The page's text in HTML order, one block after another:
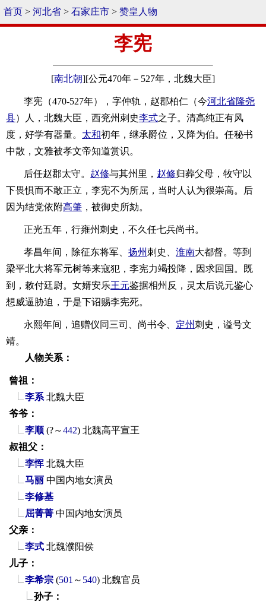
首页 > 河北省 > 石家庄市 > 赞皇人物
李宪
[南北朝][公元470年－527年，北魏大臣]
李宪（470-527年），字仲轨，赵郡柏仁（今河北省隆尧
县）人，北魏大臣，西兖州刺史李式之子。清高纯正有风
度，好学有器量。 太和初年，继承爵位，又降为伯。任秘书
中散，文雅被孝文帝知道赏识。
后任赵郡太守。 赵修与其州里， 赵修归葬父母，牧守以
下畏惧而不敢正立，李宪不为所屈，当时人认为很崇高。后
因为结党依附高肇 ，被御史所劾。
正光五年，行雍州刺史，不久任七兵尚书。
孝昌年间，除征东将军、 扬州刺史、 淮南大都督。等到
梁平北大将军元树等来寇犯，李宪力竭投降，因求回国。既
到，敕付廷尉。女婿安乐王元鉴据相州反，灵太后说元鉴心
想威逼胁迫，于是下诏赐李宪死。
永熙年间，追赠仪同三司、尚书令、 定州刺史，谥号文
靖。
人物关系：
曾祖：
李系 北魏大臣
爷爷：
李顺 (?～442) 北魏高平宣王
叔祖父：
李恽 北魏大臣
马丽 中国内地女演员
李修基
屈菁菁 中国内地女演员
父亲：
李式 北魏濮阳侯
儿子：
李希宗 (501 ～ 540) 北魏官员
孙子：